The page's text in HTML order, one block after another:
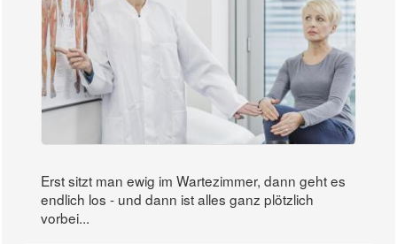
Erst sitzt man ewig im Wartezimmer, dann geht es
endlich los - und dann ist alles ganz plötzlich
vorbei...